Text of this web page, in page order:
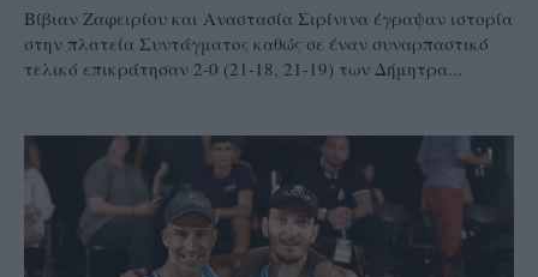
Βίβιαν Ζαφειρίου και Αναστασία Σιρίνινα έγραψαν ιστορία
στην πλατεία Συντάγματος καθώς σε έναν συναρπαστικό
τελικό επικράτησαν 2-0 (21-18, 21-19) των Δήμητρα...